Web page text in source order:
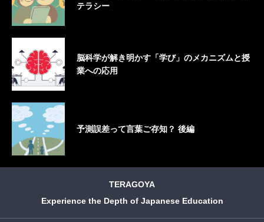
テラシー
脳科学が解き明かす「学び」のメカニズムと授
業への応用
予測誤差って言葉ご存知？ 後編
TERAGOYA
Experience the Depth of Japanese Education